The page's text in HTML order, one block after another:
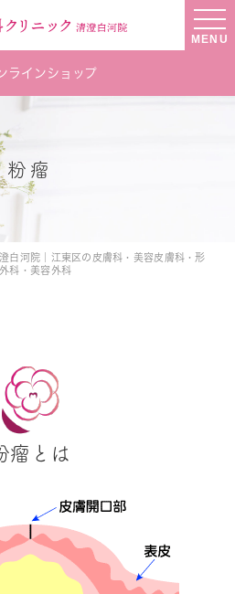
MENU
ラインショップ
粉瘤
白河院｜江東区の皮膚科・美容皮膚科・形
科・美容外科
瘤とは